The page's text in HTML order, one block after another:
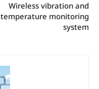
Wireless vibration and
temperature monitoring
system